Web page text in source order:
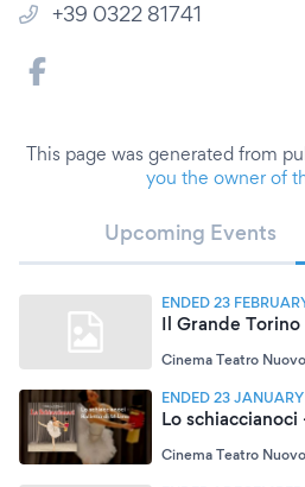
+39 0322 81741
This page was generated from
you the owner of
Upcoming Events
ENDED 23
Il Grande Torino
Cinema Teatro Nuovo
ENDED 23
Lo
Cinema Teatro Nuovo